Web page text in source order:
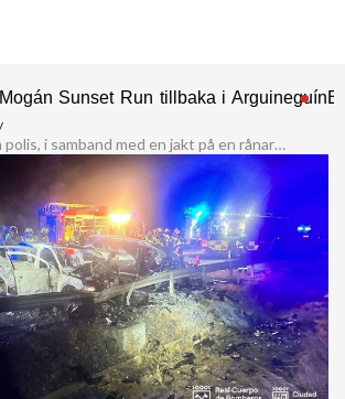
Mogán Sunset Run tillbaka i Arguineguín
Fyra döda, varav en polis, i samband med en jakt på en rånare i Malaga